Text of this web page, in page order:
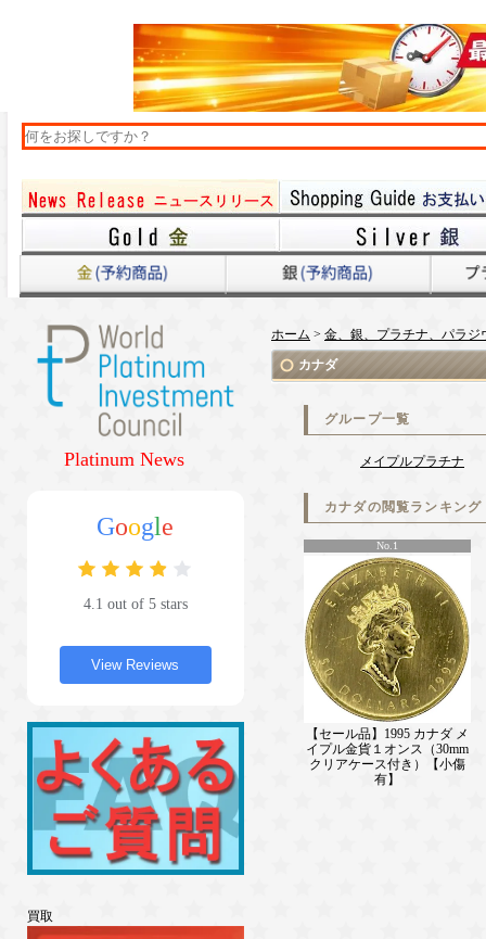
Platinum News
Google
4.1 out of 5 stars
View Reviews
買取
ホーム > 金、銀、プラチナ、パラジ
カナダ
グループ一覧
メイプルプラチナ
カナダの閲覧ランキング
No.1
【セール品】1995 カナダ メ
イプル金貨１オンス（30mm
クリアケース付き）【小傷
有】